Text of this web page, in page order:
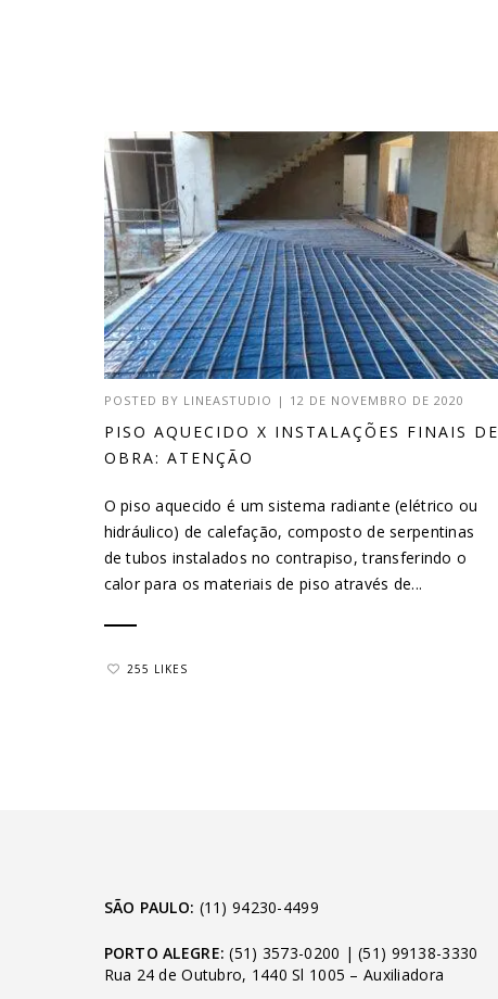
POSTED BY LINEASTUDIO | 12 DE NOVEMBRO DE 2020
PISO AQUECIDO X INSTALAÇÕES FINAIS DE
OBRA: ATENÇÃO
O piso aquecido é um sistema radiante (elétrico ou
hidráulico) de calefação, composto de serpentinas
de tubos instalados no contrapiso, transferindo o
calor para os materiais de piso através de...
255 LIKES
SÃO PAULO: (11) 94230-4499
PORTO ALEGRE: (51) 3573-0200 |(51) 99138-3330
Rua 24 de Outubro, 1440 Sl 1005 – Auxiliadora